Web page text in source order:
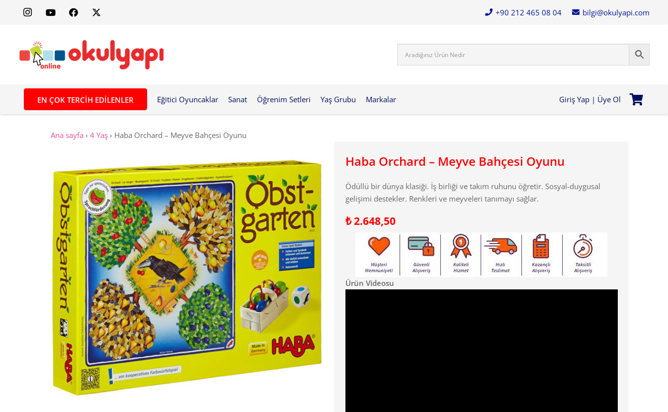
+90 212 465 08 04 bilgi@okulyapi.com
EN ÇOK TERCIH EDILENLER Eğitici Oyuncaklar Sanat Öğrenim Setleri Yaş Grubu Markalar Giriş Yap | Üye Ol
Ana sayfa › 4 Yaş › Haba Orchard – Meyve Bahçesi Oyunu
Haba Orchard – Meyve Bahçesi Oyunu
Ödüllü bir dünya klasiği. İş birliği ve takım ruhunu öğretir. Sosyal-duygusal
gelişimi destekler. Renkleri ve meyveleri tanımayı sağlar.
₺2.648,50
Ürün Videosu